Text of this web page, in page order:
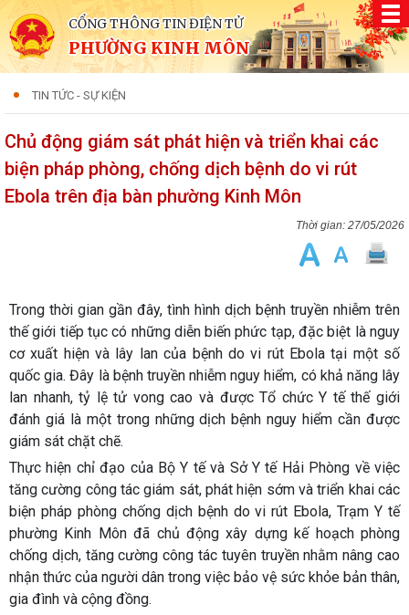
CỔNG THÔNG TIN ĐIỆN TỬ
PHƯỜNG KINH MÔN
TIN TỨC - SỰ KIỆN
Chủ động giám sát phát hiện và triển khai các
biện pháp phòng, chống dịch bệnh do vi rút
Ebola trên địa bàn phường Kinh Môn
27/05/2026
Trong thời gian gần đây, tình hình dịch bệnh truyền nhiễm trên
thế giới tiếp tục có những diễn biến phức tạp, đặc biệt là nguy
cơ xuất hiện và lây lan của bệnh do vi rút Ebola tại một số
quốc gia. Đây là bệnh truyền nhiễm nguy hiểm, có khả năng lây
lan nhanh, tỷ lệ tử vong cao và được Tổ chức Y tế thế giới
đánh giá là một trong những dịch bệnh nguy hiểm cần được
giám sát chặt chẽ.
Thực hiện chỉ đạo của Bộ Y tế và Sở Y tế Hải Phòng về việc
tăng cường công tác giám sát, phát hiện sớm và triển khai các
biện pháp phòng chống dịch bệnh do vi rút Ebola, Trạm Y tế
phường Kinh Môn đã chủ động xây dựng kế hoạch phòng
chống dịch, tăng cường công tác tuyên truyền nhằm nâng cao
nhận thức của người dân trong việc bảo vệ sức khỏe bản thân,
gia đình và cộng đồng.